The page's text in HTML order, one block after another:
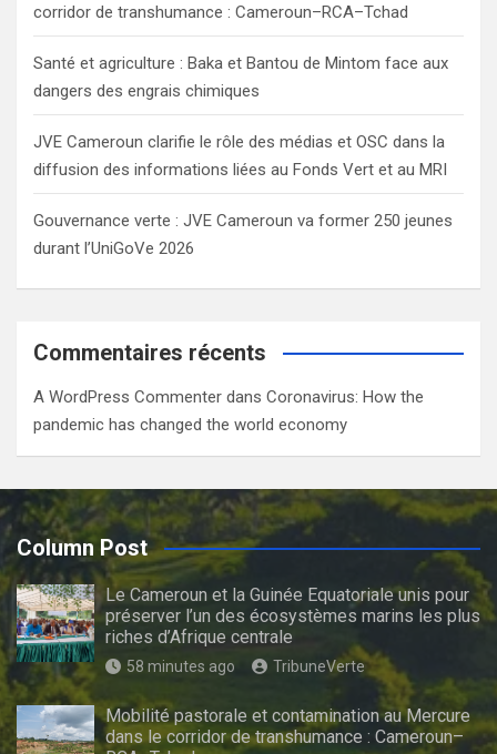
corridor de transhumance : Cameroun–RCA–Tchad
Santé et agriculture : Baka et Bantou de Mintom face aux
dangers des engrais chimiques
JVE Cameroun clarifie le rôle des médias et OSC dans la
diffusion des informations liées au Fonds Vert et au MRI
Gouvernance verte : JVE Cameroun va former 250 jeunes
durant l’UniGoVe 2026
Commentaires récents
A WordPress Commenter dans Coronavirus: How the
pandemic has changed the world economy
Column Post
Le Cameroun et la Guinée Equatoriale unis pour
préserver l’un des écosystèmes marins les plus
riches d’Afrique centrale
58 minutes ago TribuneVerte
Mobilité pastorale et contamination au Mercure
dans le corridor de transhumance : Cameroun–